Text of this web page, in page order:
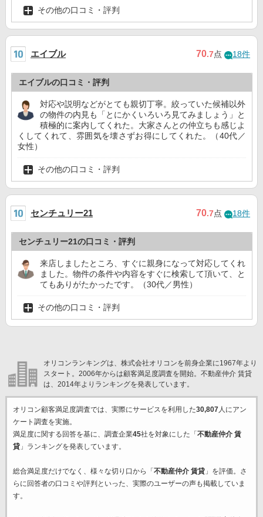
その他の口コミ・評判
エイブル 70.7点 18件
エイブルの口コミ・評判
対応や説明などがとても親切丁寧。絞っていた候補以外
の物件の内見も「とにかくいろいろ見てみましょう」と
積極的に案内してくれた。大家さんとの仲立ちも感じよ
くしてくれて、雰囲気を壊さずお得にしてくれた。（40代／
女性）
その他の口コミ・評判
センチュリー21 70.7点 18件
センチュリー21の口コミ・評判
来店しましたところ、すぐに親身になって対応してくれ
ました。物件の条件や内容をすぐに検索して頂いて、と
てもありがたかったです。（30代／男性）
その他の口コミ・評判
オリコンランキングは、株式会社オリコンを前身企業に1967年より
スタート。2006年からは顧客満足度調査を開始。不動産仲介 賃貸
は、2014年よりランキングを発表しています。
オリコン顧客満足度調査では、実際にサービスを利用した30,807人にアン
ケート調査を実施。
満足度に関する回答を基に、調査企業45社を対象にした「 不動産仲介 賃
貸」ランキングを発表しています。
総合満足度だけでなく、様々な切り口から「 不動産仲介 賃貸」を評価。さ
らに回答者の口コミや評判といった、実際のユーザーの声も掲載していま
す。